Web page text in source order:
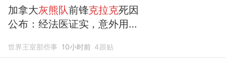
加拿大灰熊队前锋克拉克死因
公布：经法医证实，意外用药
世界王室那些事 10小时前 4跟贴